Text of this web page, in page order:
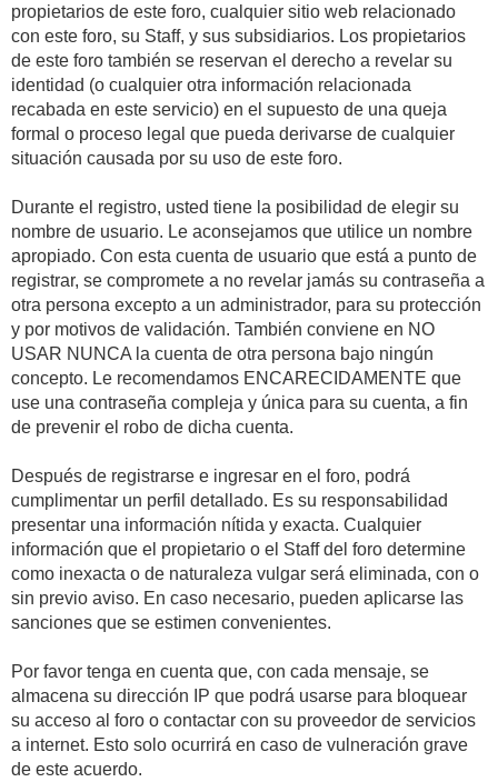
propietarios de este foro, cualquier sitio web relacionado
con este foro, su Staff, y sus subsidiarios. Los propietarios
de este foro también se reservan el derecho a revelar su
identidad (o cualquier otra información relacionada
recabada en este servicio) en el supuesto de una queja
formal o proceso legal que pueda derivarse de cualquier
situación causada por su uso de este foro.
Durante el registro, usted tiene la posibilidad de elegir su
nombre de usuario. Le aconsejamos que utilice un nombre
apropiado. Con esta cuenta de usuario que está a punto de
registrar, se compromete a no revelar jamás su contraseña a
otra persona excepto a un administrador, para su protección
y por motivos de validación. También conviene en NO
USAR NUNCA la cuenta de otra persona bajo ningún
concepto. Le recomendamos ENCARECIDAMENTE que
use una contraseña compleja y única para su cuenta, a fin
de prevenir el robo de dicha cuenta.
Después de registrarse e ingresar en el foro, podrá
cumplimentar un perfil detallado. Es su responsabilidad
presentar una información nítida y exacta. Cualquier
información que el propietario o el Staff del foro determine
como inexacta o de naturaleza vulgar será eliminada, con o
sin previo aviso. En caso necesario, pueden aplicarse las
sanciones que se estimen convenientes.
Por favor tenga en cuenta que, con cada mensaje, se
almacena su dirección IP que podrá usarse para bloquear
su acceso al foro o contactar con su proveedor de servicios
a internet. Esto solo ocurrirá en caso de vulneración grave
de este acuerdo.